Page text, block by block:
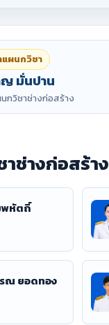
ผนกวิชา
มั่นปาน
กวิชาช่างก่อสร้าง
ช่างก่อสร้าง
พหัตถิ์
ณ ยอดทอง